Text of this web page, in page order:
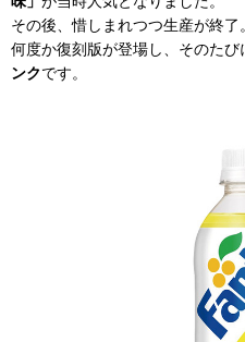
その後、惜しまれつつ生産が終了。
何度か復刻版が登場し、そのたび
ンクです。